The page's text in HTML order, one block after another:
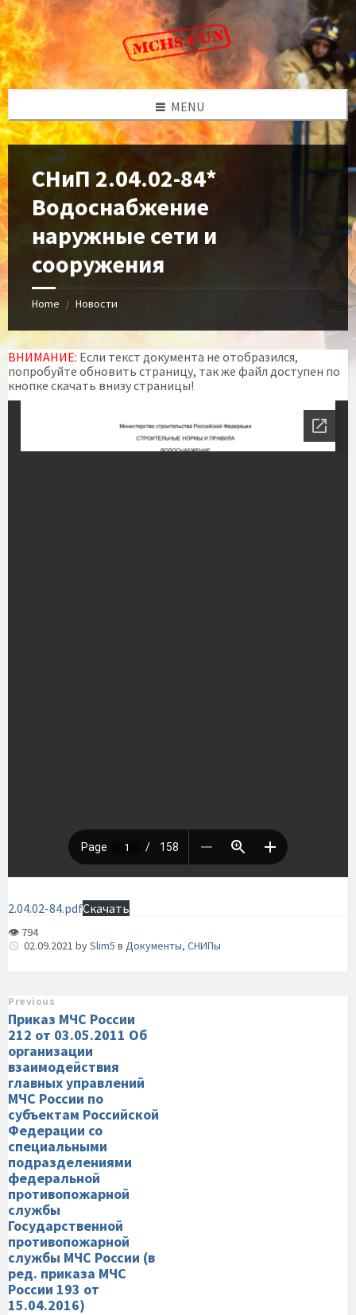
Skip
to
content
Skip
to
left
sidebar
Skip
to
footer
MENU
СНиП 2.04.02-84*
Водоснабжение
наружные сети и
сооружения
Home / Новости
ВНИМАНИЕ: Если текст документа не отобразился,
попробуйте обновить страницу, так же файл доступен по
кнопке скачать внизу страницы!
2.04.02-84.pdfСкачать
👁 794
02.09.2021 bySlim5 в Документы, СНИПы
Previous
Приказ МЧС России
212 от 03.05.2011 Об
организации
взаимодействия
главных управлений
МЧС России по
субъектам Российской
Федерации со
специальными
подразделениями
федеральной
противопожарной
службы
Государственной
противопожарной
службы МЧС России (в
ред. приказа МЧС
России 193 от
15.04.2016)